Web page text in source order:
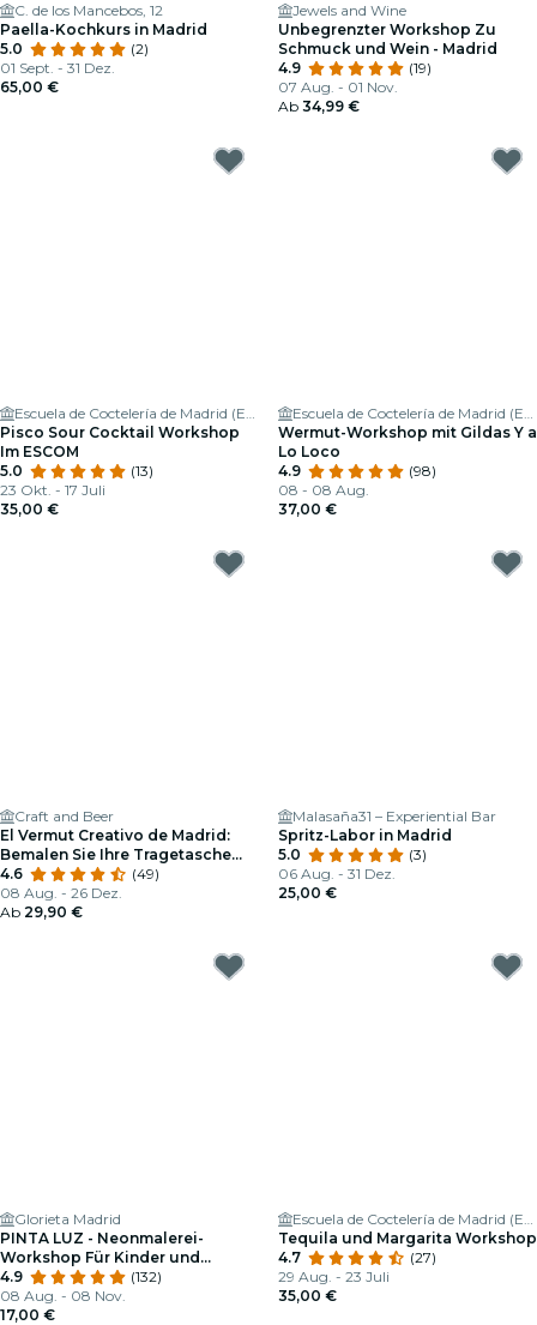
C. de los Mancebos, 12
Paella-Kochkurs in Madrid
5.0
(2)
01 Sept. - 31 Dez.
65,00 €
Jewels and Wine
Unbegrenzter Workshop Zu
Schmuck und Wein - Madrid
4.9
(19)
07 Aug. - 01 Nov.
Ab 34,99 €
Escuela de Coctelería de Madrid (ESCOM)
Pisco Sour Cocktail Workshop
Im ESCOM
5.0
(13)
23 Okt. - 17 Juli
35,00 €
Escuela de Coctelería de Madrid (ESCOM)
Wermut-Workshop mit Gildas Y a
Lo Loco
4.9
(98)
08 - 08 Aug.
37,00 €
Craft and Beer
El Vermut Creativo de Madrid:
Bemalen Sie Ihre Tragetasche
mit Neonfarben und Genießen
Sie Einen Aperitif in Malasaña
4.6
(49)
08 Aug. - 26 Dez.
Ab 29,90 €
Malasaña31 – Experiential Bar
Spritz-Labor in Madrid
5.0
(3)
06 Aug. - 31 Dez.
25,00 €
Glorieta Madrid
PINTA LUZ - Neonmalerei-
Workshop Für Kinder und
Familien
4.9
(132)
08 Aug. - 08 Nov.
17,00 €
Escuela de Coctelería de Madrid (ESCOM)
Tequila und Margarita Workshop
4.7
(27)
29 Aug. - 23 Juli
35,00 €